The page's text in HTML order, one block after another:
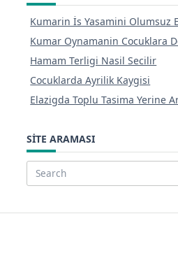
Kumarin İs Yasamini Olumsuz
Kumar Oynamanin Cocuklara
Hamam Terligi Nasil Secilir
Cocuklarda Ayrilik Kaygisi
Elazigda Toplu Tasima Yerine
SITE ARAMASI
Search